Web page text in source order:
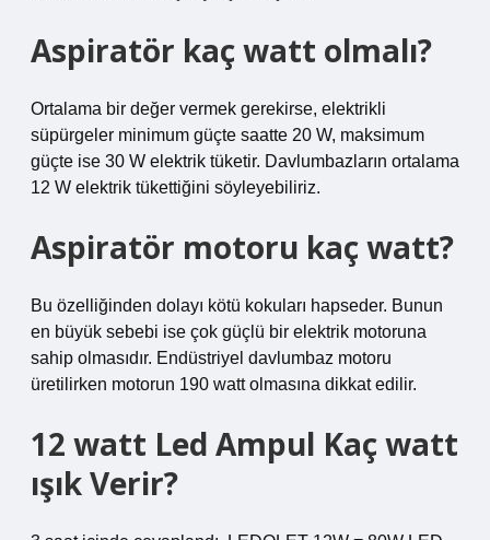
Aspiratör kaç watt olmalı?
Ortalama bir değer vermek gerekirse, elektrikli
süpürgeler minimum güçte saatte 20 W, maksimum
güçte ise 30 W elektrik tüketir. Davlumbazların ortalama
12 W elektrik tükettiğini söyleyebiliriz.
Aspiratör motoru kaç watt?
Bu özelliğinden dolayı kötü kokuları hapseder. Bunun
en büyük sebebi ise çok güçlü bir elektrik motoruna
sahip olmasıdır. Endüstriyel davlumbaz motoru
üretilirken motorun 190 watt olmasına dikkat edilir.
12 watt Led Ampul Kaç watt
ışık Verir?